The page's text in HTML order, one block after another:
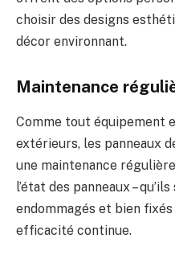
choisir des designs
décor environnant.
Maintenance
Comme tout équipement
extérieurs, les panneaux
une maintenance
l’état des panneaux –
endommagés et bien
efficacité continue.